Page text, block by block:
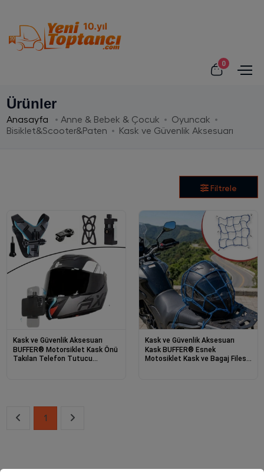
0
Ürünler
Anasayfa Anne & Bebek & Çocuk
Oyuncak
Bisiklet&Scooter&Paten
Kask ve Güvenlik Aksesuarı
Filtrele
Kask ve Güvenlik Aksesuarı
BUFFER® Motorsiklet Kask Önü
Takılan Telefon Tutucu
Kask ve Güvenlik Aksesuarı
Kask BUFFER® Esnek
Motosiklet Kask ve Bagaj Filesi
1